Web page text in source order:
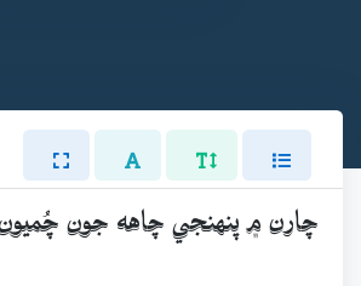
چارن ۾ پنهنجي چاهه جون